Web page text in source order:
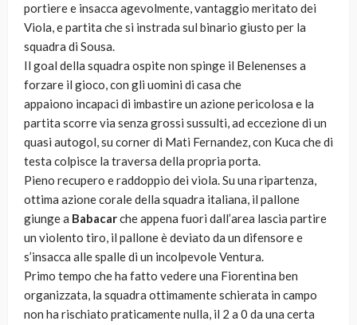
portiere e insacca agevolmente, vantaggio meritato dei
Viola, e partita che si instrada sul binario giusto per la
squadra di Sousa.
Il goal della squadra ospite non spinge il Belenenses a
forzare il gioco, con gli uomini di casa che
appaiono incapaci di imbastire un azione pericolosa e la
partita scorre via senza grossi sussulti, ad eccezione di un
quasi autogol, su corner di Mati Fernandez, con Kuca che di
testa colpisce la traversa della propria porta.
Pieno recupero e raddoppio dei viola. Su una ripartenza,
ottima azione corale della squadra italiana, il pallone
giunge a Babacarche appena fuori dall’area lascia partire
un violento tiro, il pallone è deviato da un difensore e
s’insacca alle spalle di un incolpevole Ventura.
Primo tempo che ha fatto vedere una Fiorentina ben
organizzata, la squadra ottimamente schierata in campo
non ha rischiato praticamente nulla, il 2 a 0 da una certa